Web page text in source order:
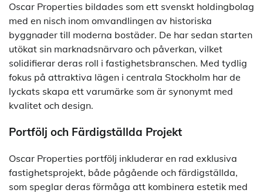
Oscar Properties bildades som ett svenskt holdingbolag
med en nisch inom omvandlingen av historiska
byggnader till moderna bostäder. De har sedan starten
utökat sin marknadsnärvaro och påverkan, vilket
solidifierar deras roll i fastighetsbranschen. Med tydlig
fokus på attraktiva lägen i centrala Stockholm har de
lyckats skapa ett varumärke som är synonymt med
kvalitet och design.
Portfölj och Färdigställda Projekt
Oscar Properties portfölj inkluderar en rad exklusiva
fastighetsprojekt, både pågående och färdigställda,
som speglar deras förmåga att kombinera estetik med